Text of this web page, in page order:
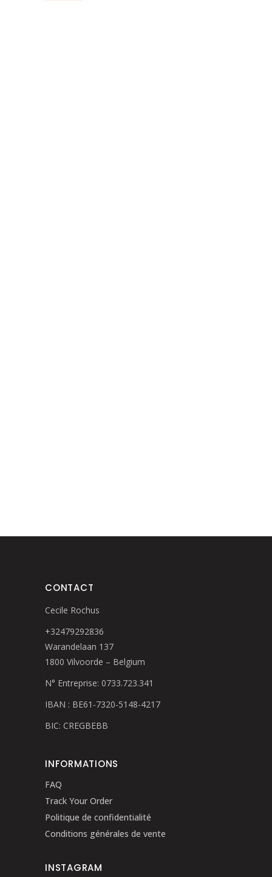
CONTACT
Cecile Rochus
+32479292836
Warandelaan 137
1800 Vilvoorde – Belgium
N° Entreprise: 0733.723.341
IBAN : BE61-7320-5148-4217
BIC: CREGBEBB
INFORMATIONS
FAQ
Track Your Order
Politique de confidentialité
Conditions générales de vente
INSTAGRAM